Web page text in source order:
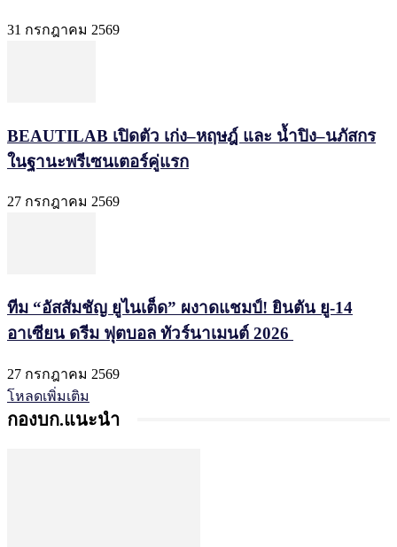
31 กรกฎาคม 2569
BEAUTILAB เปิดตัว เก่ง–หฤษฎ์ และ น้ำปิง–นภัสกร
ในฐานะพรีเซนเตอร์คู่แรก
27 กรกฎาคม 2569
ทีม “อัสสัมชัญ ยูไนเต็ด” ผงาดแชมป์! ยินตัน ยู-14
อาเซียน ดรีม ฟุตบอล ทัวร์นาเมนต์ 2026
27 กรกฎาคม 2569
โหลดเพิ่มเติม
กองบก.แนะนำ